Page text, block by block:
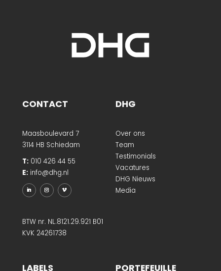
CONTACT
Maasboulevard 7
3114 HB Schiedam
T:010 426 44 55
E:info@dhg.nl
BTW nr. NL.8121.29.921 B01
KVK 24261738
DHG
Over ons
Team
Testimonials
Vacatures
DHG Nieuws
Media
LABELS PORTEFEUILLE